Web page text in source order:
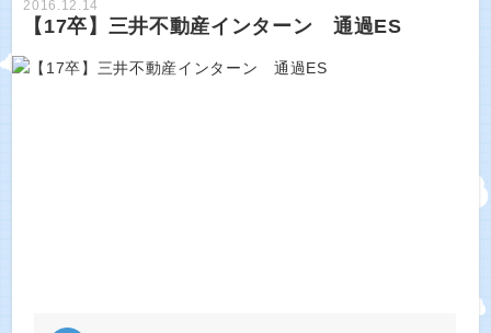
2016.12.14
【17卒】三井不動産インターン 通過ES